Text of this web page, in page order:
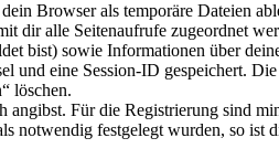
Browser als temporäre Dateien
dir alle Seitenaufrufe zugeordnet
bist) sowie Informationen über
und eine Session-ID gespeichert.
löschen.
Für die Registrierung sind
notwendig festgelegt wurden, so ist